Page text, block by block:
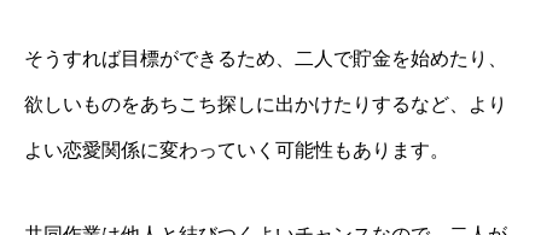
そうすれば目標ができるため、二人で貯金を始めたり、
欲しいものをあちこち探しに出かけたりするなど、より
よい恋愛関係に変わっていく可能性もあります。